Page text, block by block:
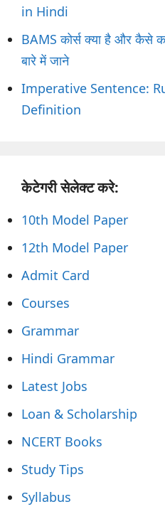
in Hindi
BAMS कोर्स क्या है और कैसे
बारे में जाने
Imperative Sentence:
Definition
केटेगरी सेलेक्ट करे:
10th Model Paper
12th Model Paper
Admit Card
Courses
Grammar
Hindi Grammar
Latest Jobs
Loan & Scholarship
NCERT Books
Study Tips
Syllabus